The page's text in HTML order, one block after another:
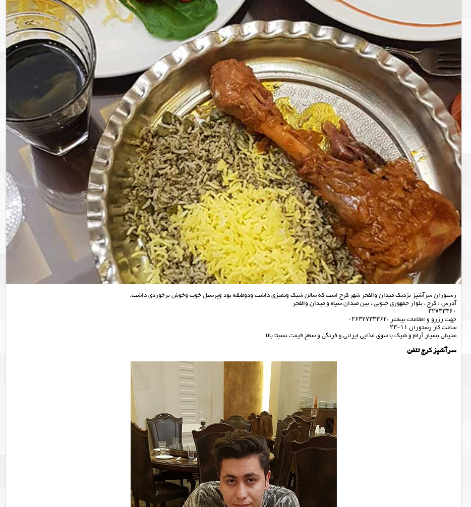
رستوران سرآشپز نزدیک میدان والفجر شهر کرج است که سالن شیک وتمیزی داشت ودوطبقه بود وپرسنل خوب وخوش برخوردی داشت.
آدرس : کرج ، بلوار جمهوری جنوبی ، بین میدان سپاه و میدان والفجر
۳۲۷۳۳۳۶۰
جهت رزرو و اطلاعات بیشتر :۰۲۶۳۲۷۳۳۳۶۲
ساعت کار رستوران ۱۱-۲۳
محیطی بسیار آرام و شیک با منوی غذایی ایرانی و فرنگی و سطح قیمت نسبتا بالا
سرآشپز کرج تلفن